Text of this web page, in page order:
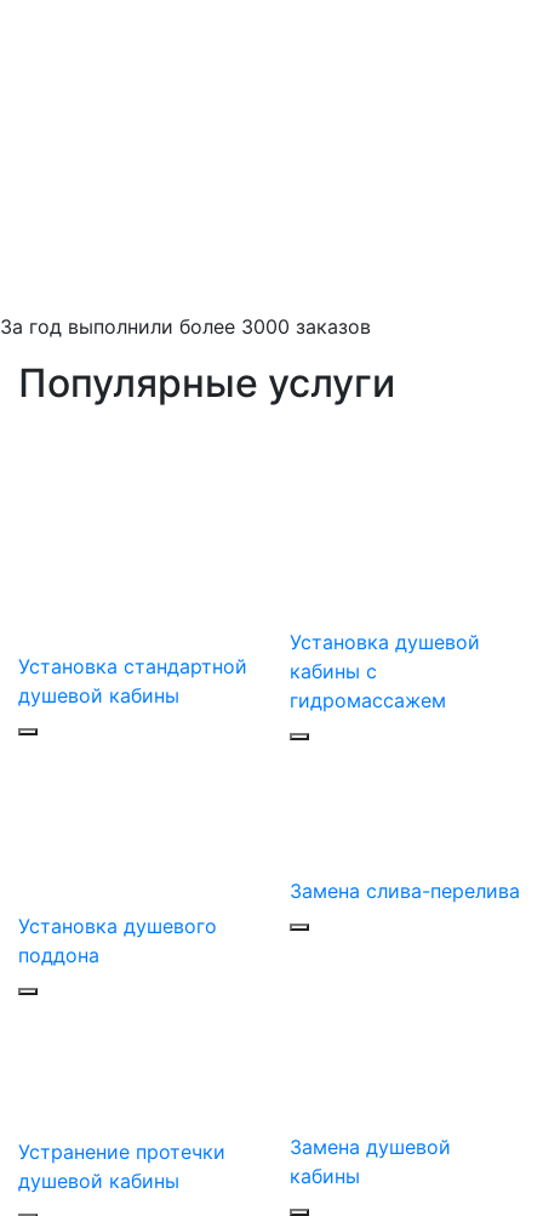
За год выполнили более 3000 заказов
Популярные услуги
Установка стандартной
душевой кабины
Установка душевой
кабины с
гидромассажем
Установка душевого
поддона
Замена слива-перелива
Устранение протечки
душевой кабины
Замена душевой
кабины